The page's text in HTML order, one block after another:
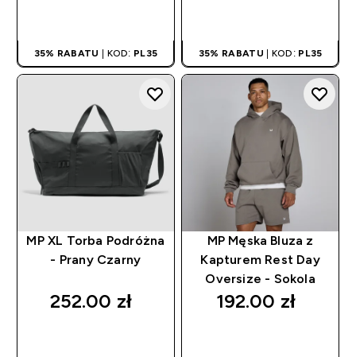
35% RABATU | KOD: PL35 35% RABATU | KOD: PL35
MP XL Torba Podróżna
- Prany Czarny
252.00 zł‎
MP Męska Bluza z
Kapturem Rest Day
Oversize - Sokola
192.00 zł‎